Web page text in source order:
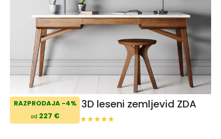
RAZPRODAJA -4%
od 227 €
3D leseni zemljevid ZDA